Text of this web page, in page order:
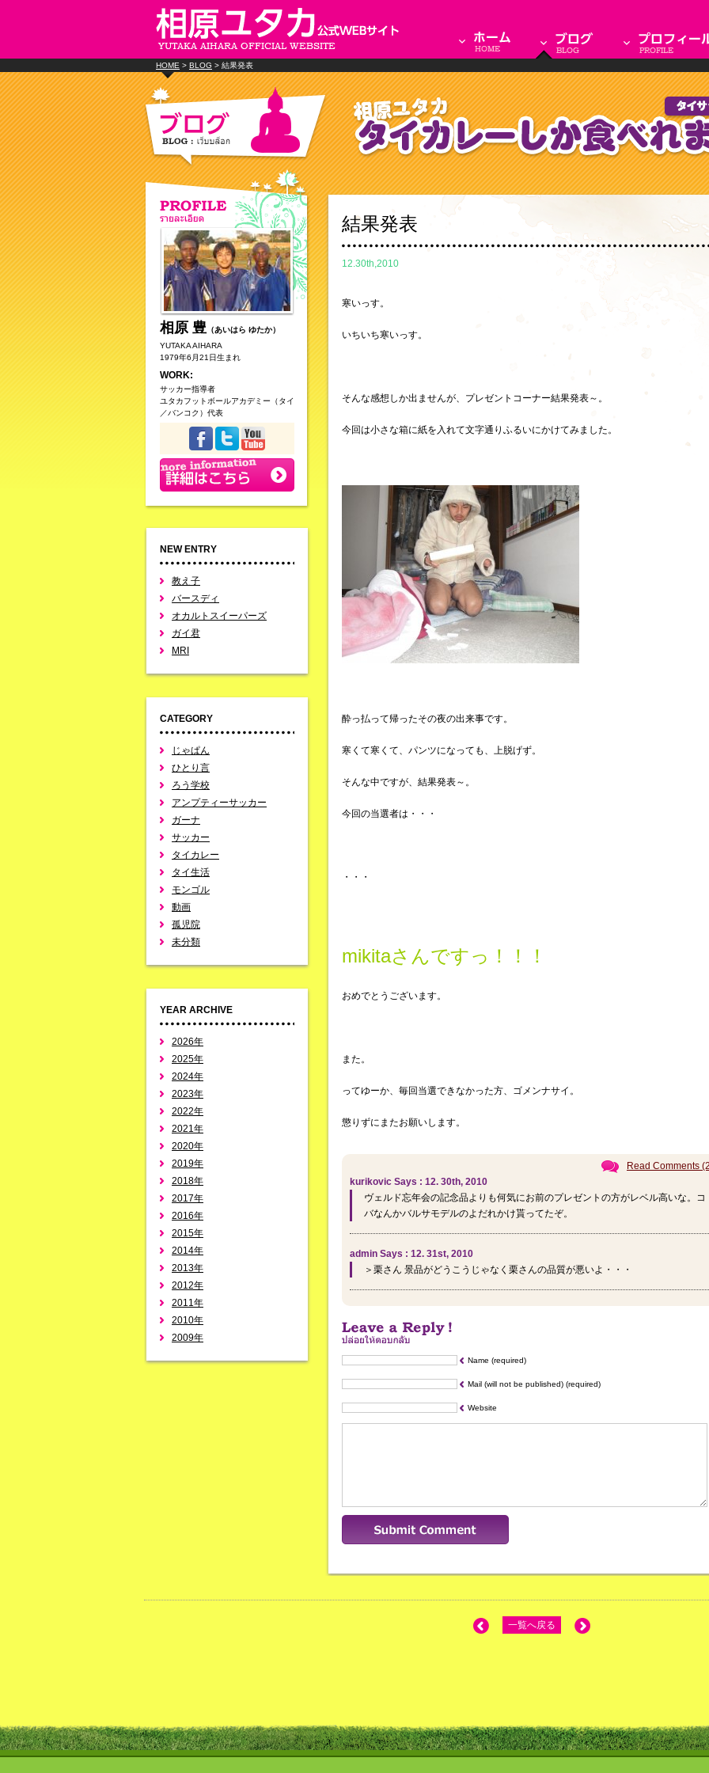
HOME > BLOG > 結果発表
相原 豊 （あいはら ゆたか）
YUTAKA AIHARA
1979年6月21日生まれ
WORK:
サッカー指導者
ユタカフットボールアカデミー（タイ
／バンコク）代表
NEW ENTRY
教え子
バースディ
オカルトスイーパーズ
ガイ君
MRI
CATEGORY
じゃぱん
ひとり言
ろう学校
アンプティーサッカー
ガーナ
サッカー
タイカレー
タイ生活
モンゴル
動画
孤児院
未分類
YEAR ARCHIVE
2026年
2025年
2024年
2023年
2022年
2021年
2020年
2019年
2018年
2017年
2016年
2015年
2014年
2013年
2012年
2011年
2010年
2009年
結果発表
12.30th,2010
寒いっす。
いちいち寒いっす。
そんな感想しか出ませんが、プレゼントコーナー結果発表～。
今回は小さな箱に紙を入れて文字通りふるいにかけてみました。
酔っ払って帰ったその夜の出来事です。
寒くて寒くて、パンツになっても、上脱げず。
そんな中ですが、結果発表～。
今回の当選者は・・・
・・・
mikitaさんですっ！！！
おめでとうございます。
また。
ってゆーか、毎回当選できなかった方、ゴメンナサイ。
懲りずにまたお願いします。
Read Comments
kurikovic Says : 12. 30th, 2010
ヴェルド忘年会の記念品よりも何気にお前のプレゼントの方がレベル高いな。コ
バなんかバルサモデルのよだれかけ貰ってたぞ。
admin Says : 12. 31st, 2010
＞栗さん 景品がどうこうじゃなく栗さんの品質が悪いよ・・・
Name (required)
Mail (will not be published) (required)
Website
一覧へ戻る